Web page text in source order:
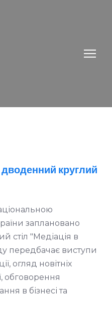
дводенний круглий
заплановано
стіл "Медіація в
передбачає виступи
огляд новітніх
обговорення
в бізнесі та